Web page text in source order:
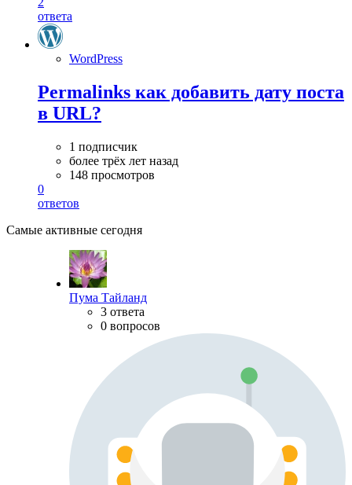
ответа
WordPress
Permalinks как добавить дату поста
в URL?
1 подписчик
более трёх лет назад
148 просмотров
0
ответов
Самые активные сегодня
Пума Тайланд
3 ответа
0 вопросов